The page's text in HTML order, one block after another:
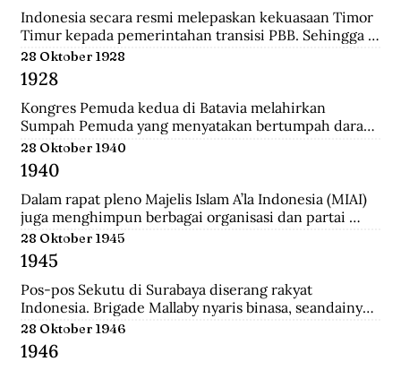
Indonesia secara resmi melepaskan kekuasaan Timor
Timur kepada pemerintahan transisi PBB. Sehingga
kini wilayah tersebut bukan lagi bagian dari provinsi
Indonesia.
28 Oktober 1928
1928
Kongres Pemuda kedua di Batavia melahirkan
Sumpah Pemuda yang menyatakan bertumpah darah
satu tanah air Indonesia, berbangsa satu bangsa
Indonesia, dan menjunjung bahasa persatuan bahasa
Indonesia.
28 Oktober 1940
1940
Dalam rapat pleno Majelis Islam A’la Indonesia (MIAI)
juga menghimpun berbagai organisasi dan partai
Islam untuk mengajukan mosi kepada pemerintah.
Gabungan Politik Indonesia (GAPI) menyatakan
dukungannya atas langkah-langkah MIAI. Pemerintah
akhirnya memperhatikan tuntutan MIAI dan GAPI.
28 Oktober 1945
1945
Pos-pos Sekutu di Surabaya diserang rakyat
Indonesia. Brigade Mallaby nyaris binasa, seandainya
pemimpin-pemimpin Indonesia tidak segera
memerintahkan penghentian tembak-menembak.
28 Oktober 1946
1946